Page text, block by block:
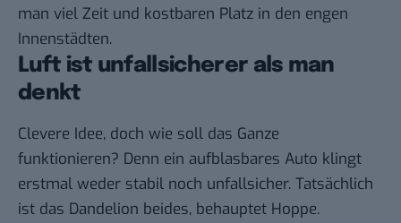
man viel Zeit und kostbaren Platz in den engen
Innenstädten.
Luft ist unfallsicherer als man
denkt
Clevere Idee, doch wie soll das Ganze
funktionieren? Denn ein aufblasbares Auto klingt
erstmal weder stabil noch unfallsicher. Tatsächlich
ist das Dandelion beides, behauptet Hoppe.